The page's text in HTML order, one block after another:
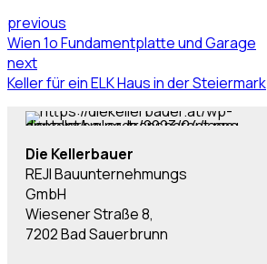
previous
Wien 1o Fundamentplatte und Garage
next
Keller für ein ELK Haus in der Steiermark
Die Kellerbauer
REJI Bauunternehmungs
GmbH
Wiesener Straße 8,
7202 Bad Sauerbrunn